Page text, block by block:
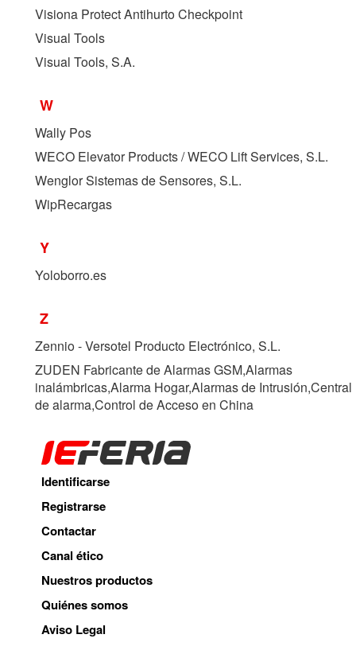
Visiona Protect Antihurto Checkpoint
Visual Tools
Visual Tools, S.A.
W
Wally Pos
WECO Elevator Products / WECO Lift Services, S.L.
Wenglor Sistemas de Sensores, S.L.
WipRecargas
Y
Yoloborro.es
Z
Zennio - Versotel Producto Electrónico, S.L.
ZUDEN Fabricante de Alarmas GSM,Alarmas
inalámbricas,Alarma Hogar,Alarmas de Intrusión,Central
de alarma,Control de Acceso en China
Identificarse
Registrarse
Contactar
Canal ético
Nuestros productos
Quiénes somos
Aviso Legal